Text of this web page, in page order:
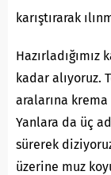
karıştırarak
kadar alıyoruz.
aralarına
Yanlara da üç
sürerek
üzerine muz